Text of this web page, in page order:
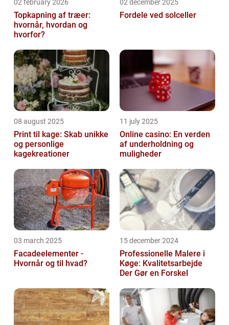
02 february 2026
Topkapning af træer:
hvornår, hvordan og
hvorfor?
02 december 2025
Fordele ved solceller
08 august 2025
Print til kage: Skab unikke
og personlige
kagekreationer
11 july 2025
Online casino: En verden
af underholdning og
muligheder
03 march 2025
Facadeelementer -
Hvornår og til hvad?
15 december 2024
Professionelle Malere i
Køge: Kvalitetsarbejde
Der Gør en Forskel